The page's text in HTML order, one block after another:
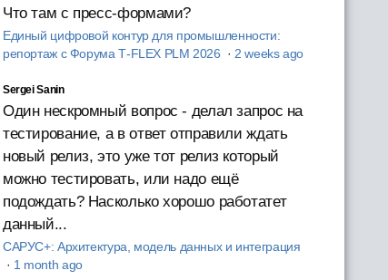
Что там с пресс-формами?
Единый цифровой контур для промышленности:
репортаж с Форума T‑FLEX PLM 2026 · 2 weeks ago
Sergei Sanin
Один нескромный вопрос - делал запрос на
тестирование, а в ответ отправили ждать
новый релиз, это уже тот релиз который
можно тестировать, или надо ещё
подождать? Насколько хорошо работатет
данный...
САРУС+: Архитектура, модель данных и интеграция
· 1 month ago